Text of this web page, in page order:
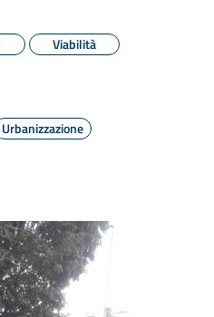
Viabilità
Urbanizzazione